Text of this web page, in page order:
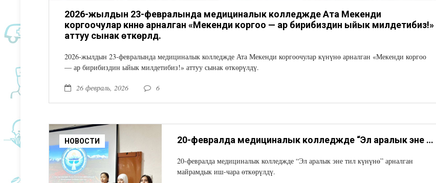
2026-жылдын 23-февралында медициналык колледжде Ата Мекенди
коргоочулар күнүнө арналган «Мекенди коргоо — ар бирибиздин ыйык милдетибиз!»
аттуу сынак өткөрүлдү.
2026-жылдын 23-февралында медициналык колледжде Ата Мекенди коргоочулар күнүнө арналган «Мекенди коргоо
— ар бирибиздин ыйык милдетибиз!» аттуу сынак өткөрүлдү.
26 февраль, 2026 6
НОВОСТИ 20-февралда медициналык колледжде “Эл аралык эне тил күнүнө” арналган майрамдык иш-чара өткөрүлдү.
20-февралда медициналык колледжде “Эл аралык эне тил күнүнө” арналган
майрамдык иш-чара өткөрүлдү.